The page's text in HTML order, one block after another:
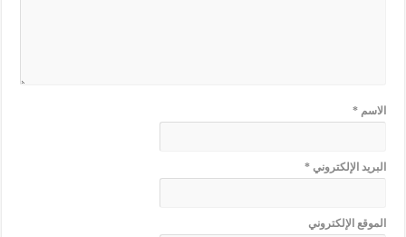
الاسم*
البريد الإلكتروني*
الموقع الإلكتروني